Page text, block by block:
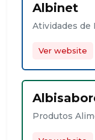
Albinet
Atividades de
Ver website
Produtos